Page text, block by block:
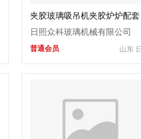
夹胶玻璃吸吊机夹胶炉炉配套
日照众科玻璃机械有限公司
山东
普通会员